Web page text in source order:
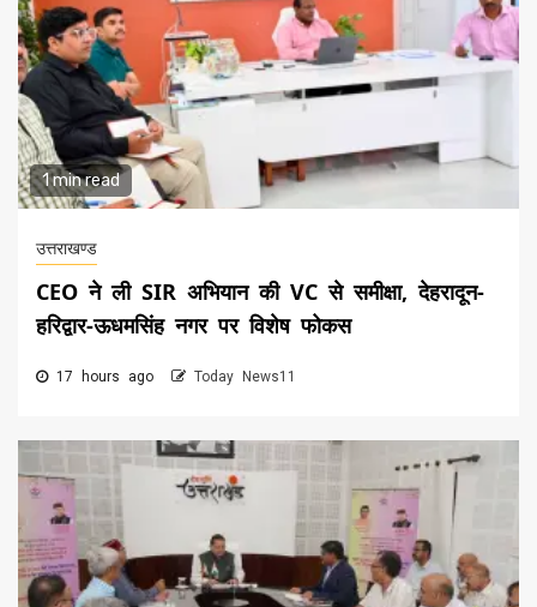
1 min read
उत्तराखण्ड
CEO ने ली SIR अभियान की VC से समीक्षा, देहरादून-
हरिद्वार-ऊधमसिंह नगर पर विशेष फोकस
17 hours ago Today News11